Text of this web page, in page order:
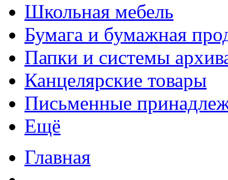
Школьная мебель
Бумага и бумажная
Папки и системы
Канцелярские товары
Письменные
Ещё
Главная